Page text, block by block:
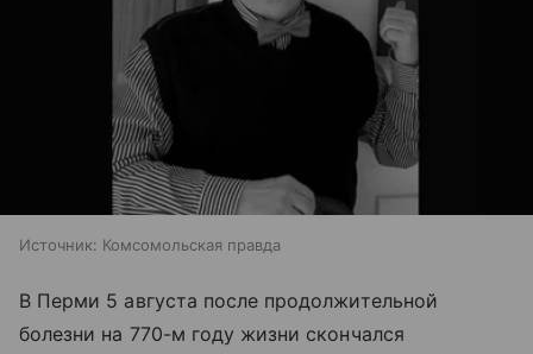
Источник: Комсомольская правда
В Перми 5 августа после продолжительной
болезни на 770-м году жизни скончался